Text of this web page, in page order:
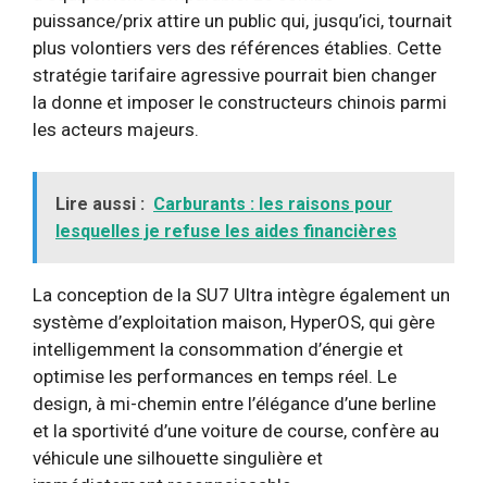
puissance/prix attire un public qui, jusqu’ici, tournait
plus volontiers vers des références établies. Cette
stratégie tarifaire agressive pourrait bien changer
la donne et imposer le constructeurs chinois parmi
les acteurs majeurs.
Lire aussi : Carburants : les raisons pour
lesquelles je refuse les aides financières
La conception de la SU7 Ultra intègre également un
système d’exploitation maison, HyperOS, qui gère
intelligemment la consommation d’énergie et
optimise les performances en temps réel. Le
design, à mi-chemin entre l’élégance d’une berline
et la sportivité d’une voiture de course, confère au
véhicule une silhouette singulière et